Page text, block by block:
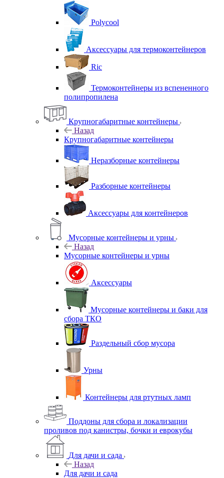
Polycool
Аксессуары для термоконтейнеров
Ric
Термоконтейнеры из вспененного
полипропилена
Крупногабаритные контейнеры
Назад
Крупногабаритные контейнеры
Неразборные контейнеры
Разборные контейнеры
Аксессуары для контейнеров
Мусорные контейнеры и урны
Назад
Мусорные контейнеры и урны
Аксессуары
Мусорные контейнеры и баки для
сбора ТКО
Раздельный сбор мусора
Урны
Контейнеры для ртутных ламп
Поддоны для сбора и локализации
проливов под канистры, бочки и еврокубы
Для дачи и сада
Назад
Для дачи и сада